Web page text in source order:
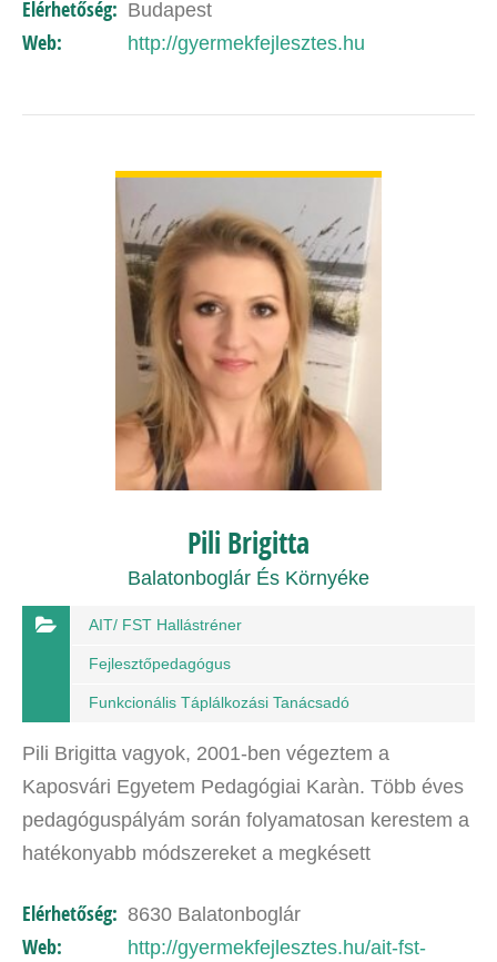
Elérhetőség: Budapest
Web: http://gyermekfejlesztes.hu
Pili Brigitta
Balatonboglár És Környéke
AIT/ FST Hallástréner
Fejlesztőpedagógus
Funkcionális Táplálkozási Tanácsadó
Pili Brigitta vagyok, 2001-ben végeztem a
Kaposvári Egyetem Pedagógiai Karàn. Több éves
pedagóguspályám során folyamatosan kerestem a
hatékonyabb módszereket a megkésett
Asperger szindrómás, nem…
Elérhetőség: 8630 Balatonboglár
Web:
http://gyermekfejlesztes.hu/ait-fst-